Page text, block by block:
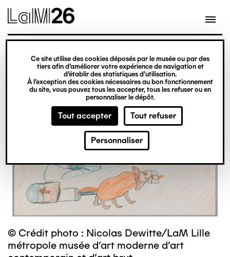
Gestion des cookies
Ce site utilise des cookies déposés par le musée ou par des
tiers afin d’améliorer votre expérience de navigation et
d’établir des statistiques d’utilisation.
À l’exception des cookies nécessaires au bon fonctionnement
du site, vous pouvez tous les accepter, tous les refuser ou en
personnaliser le dépôt.
Tout accepter Tout refuser
Personnaliser
contenu
© Crédit photo : Nicolas Dewitte/LaM Lille
métropole musée d’art moderne d’art